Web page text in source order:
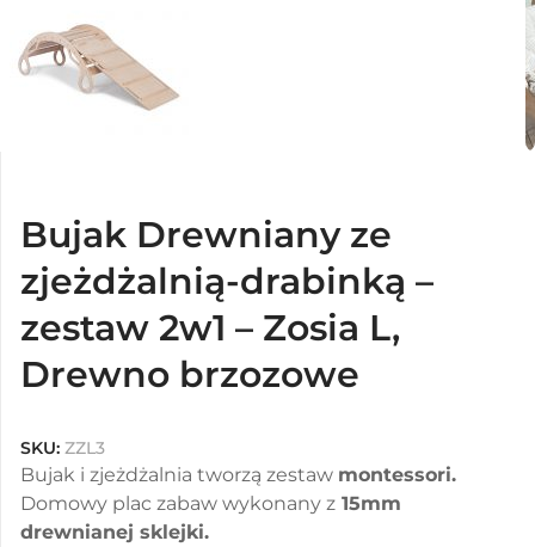
Bujak Drewniany ze
zjeżdżalnią-drabinką –
zestaw 2w1 – Zosia L,
Drewno brzozowe
SKU: ZZL3
Bujak i zjeżdżalnia tworzą zestaw montessori.
Domowy plac zabaw wykonany z 15mm
drewnianej sklejki.